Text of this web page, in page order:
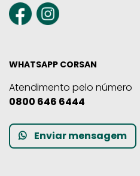
WHATSAPP CORSAN
Atendimento pelo número
0800 646 6444
Enviar mensagem